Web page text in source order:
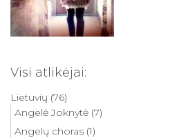
Visi atlikėjai:
Lietuvių (76)
Angelė Joknytė (7)
Angelų choras (1)